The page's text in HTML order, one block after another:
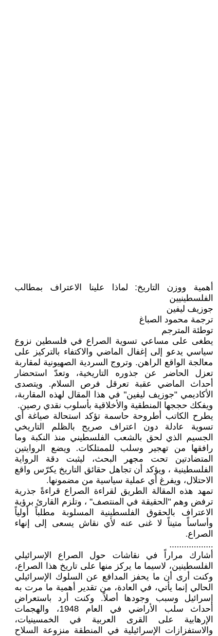
أهمية ووزن التاريخ: لماذا علينا الاعتراف بمطالب
الفلسطينيين
جوزيف ليفين
ترجمة محمود الصباغ
توطئة المترجم
يطغى على مساعي تسوية الصراع في فلسطين نزوع
سياسي يدعو إلى إغفال الماضي والاكتفاء بالتركيز على
معالجة الواقع الراهن. وتروج السردية الصهيونية لمقاربة
تعزل الحاضر عن جذوره التاريخية، وتعدّ استحضار
أحداث الماضي عقبة تعرقل فرص السلام. ويتصدى
الأكاديمي "جوزيف ليفين" في هذا المقال لهذه المقاربة،
ويفكك حججها المنطقية والأخلاقية بأسلوب نقدي رصين.
يطرح الكاتب أطروحة حاسمة تؤكد استحالة صياغة أي
تسوية عادلة دون اعتراف صريح بالظلم التاريخي
الجسيم الذي لحق بالشعب الفلسطيني منذ النكبة وما
رافقها من تهجير وسلب للممتلكات. ويضع الروايتين
المتضادتين تحت مجهر البحث، ليثبت دقة الرواية
الفلسطينية ، ويؤكد أن تجاهل حقائق التاريخ يكرّس واقع
الاحتلال، ويفرغ أي عملية سياسية من مضمونها.
تمهد هذه المقالة الطريق لقراءة الصراع قراءةً جذرية
ترفض وهم "الحقيقة في المنتصف" ، وتلزم القارئ برؤية
الاعتراف بالحقوق الفلسطينية المسلوبة مطلباً أولياً
وأساساً متيناً لا غنى عنه لأي نقاش يسعى إلى إنهاء
الصراع.
..................
أشارك مراراً في نقاشات حول الصراع الإسرائيلي
الفلسطينين، لاسيما ما يركز منها على تاريخ هذا الصراع،
وكنت أرى أن ما يحفز المدافع عن السلوك الإسرائيلي
الحالي إنما يأتي، في العادة، من تقدير أهمية ما مرت به
إسرائيل وسبب وجودها أصلاً. وكنت أرد باستعراض
أحداث سلب الأراضي في العام 1948، والهجمات
الإرهابية على القرى العربية في الخمسينيات،
والاستفزازات الإسرائيلية في المنطقة منزوعة السلاح